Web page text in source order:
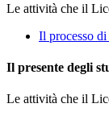
Le attività che il
Il processo
Il presente degli
Le attività che il